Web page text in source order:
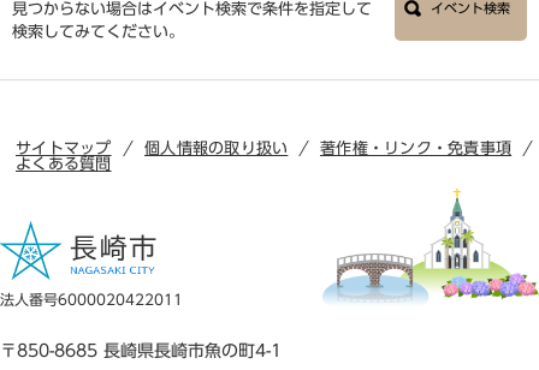
見つからない場合はイベント検索で条件を指定して
検索してみてください。
イベント検索
サイトマップ 個人情報の取り扱い
著作権・リンク・免責事項
よくある質問
法人番号6000020422011
〒850-8685 長崎県長崎市魚の町4-1